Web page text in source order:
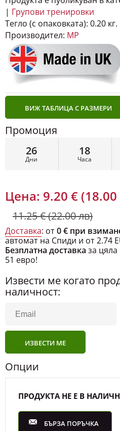
|Групови тренировки
Тегло (с опаковката):0.20 кг.
Производител:MP
Промоция
Дни Часа
Цена: 9.20 € (18.00
Доставка : от0 € при
автомат на Спиди и от 2.74
Безплатна доставка за цяла
51 евро!
наличност: